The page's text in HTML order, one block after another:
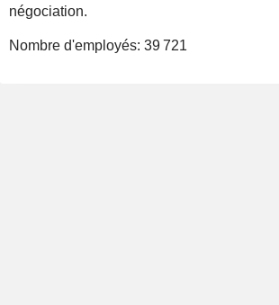
négociation.
Nombre d'employés: 39 721